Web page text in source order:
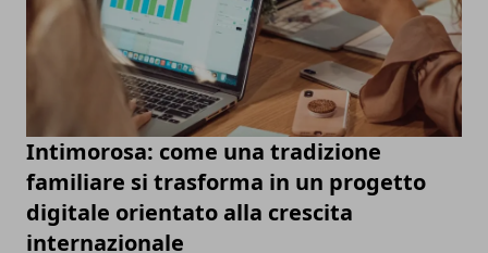
Intimorosa: come una tradizione
familiare si trasforma in un progetto
digitale orientato alla crescita
internazionale